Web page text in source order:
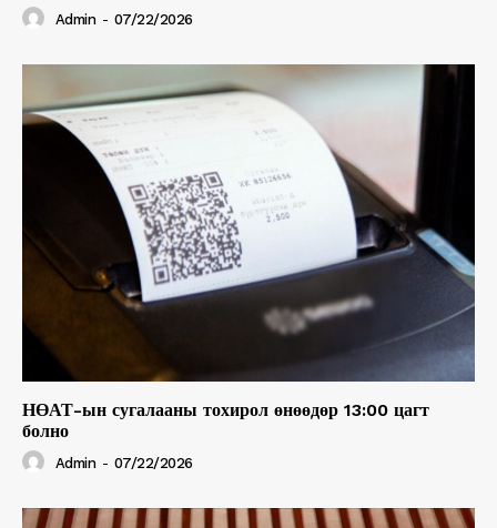
Admin - 07/22/2026
НӨАТ-ын сугалааны тохирол өнөөдөр 13:00 цагт
болно
Admin - 07/22/2026